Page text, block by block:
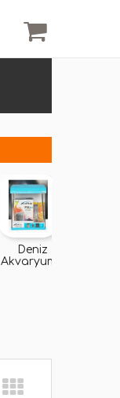
Deniz
Akvaryumu